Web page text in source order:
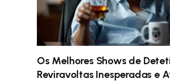
Os Melhores Shows de
Reviravoltas Inesperadas e